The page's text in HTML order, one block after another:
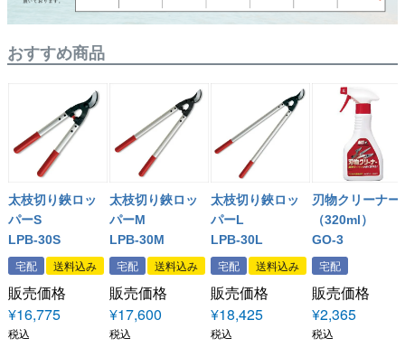
おすすめ商品
太枝切り鋏ロッ
パーS
LPB-30S
宅配 送料込み
販売価格
¥16,775
税込
太枝切り鋏ロッ
パーM
LPB-30M
宅配 送料込み
販売価格
¥17,600
税込
太枝切り鋏ロッ
パーL
LPB-30L
宅配 送料込み
販売価格
¥18,425
税込
刃物クリーナー
（320ml）
GO-3
宅配
販売価格
¥2,365
税込